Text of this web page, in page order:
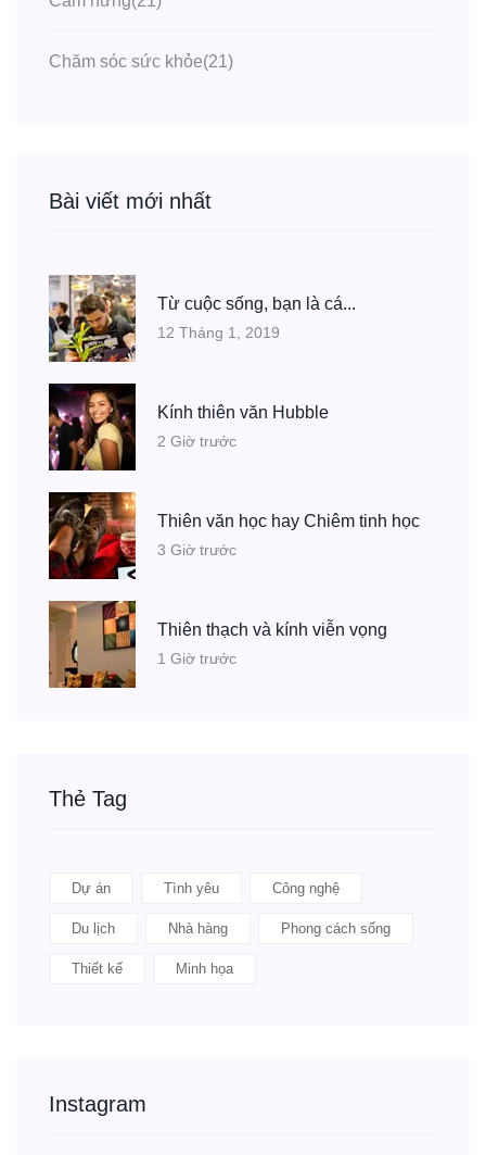
Chăm sóc sức khỏe(21)
Bài viết mới nhất
Từ cuộc sống, bạn là cá...
12 Tháng 1, 2019
Kính thiên văn Hubble
2 Giờ trước
Thiên văn học hay Chiêm tinh học
3 Giờ trước
Thiên thạch và kính viễn vọng
1 Giờ trước
Thẻ Tag
Dự án Tình yêu Công nghệ
Du lịch Nhà hàng Phong cách sống
Thiết kế Minh họa
Instagram